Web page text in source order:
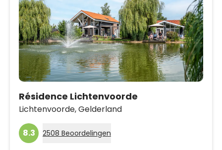
Résidence Lichtenvoorde
Lichtenvoorde,Gelderland
8.3 2508 Beoordelingen